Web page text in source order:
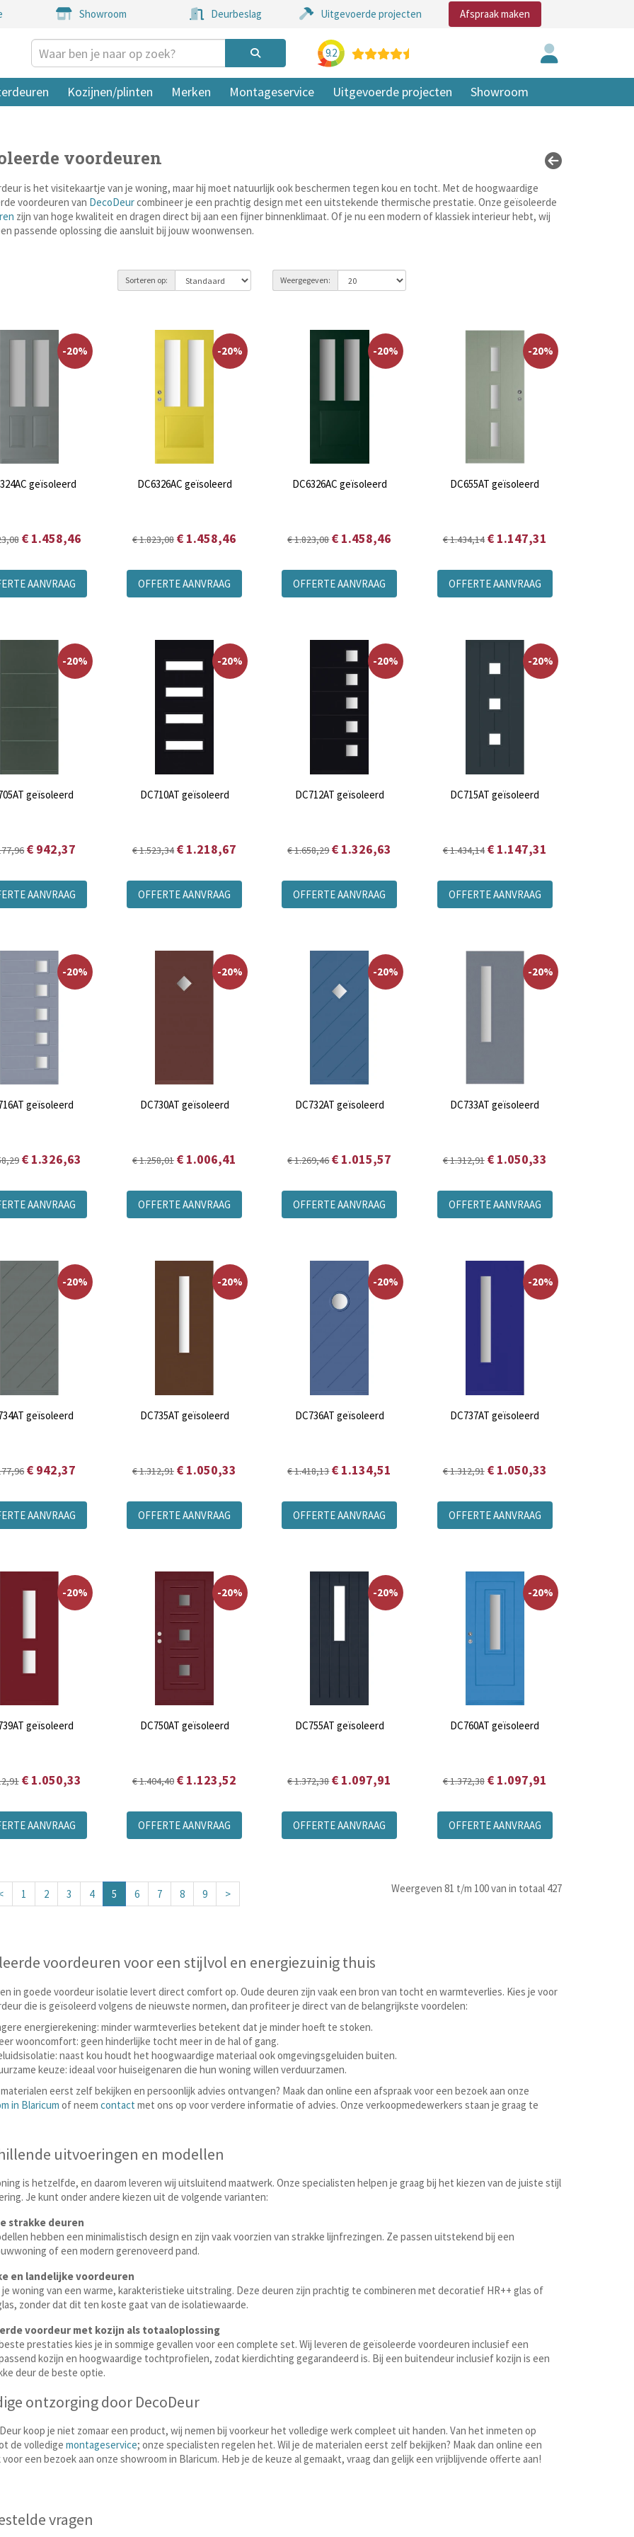
Showroom Deurbeslag Uitgevoerde projecten Afspraak maken
9.2
Kozijnen/plinten Merken Montageservice Uitgevoerde projecten Showroom
voordeuren
is het visitekaartje van je woning, maar hij moet natuurlijk ook beschermen tegen kou en tocht. Met de hoogwaardige
voordeuren van DecoDeurcombineer je een prachtig design met een uitstekende thermische prestatie. Onze geïsoleerde
zijn van hoge kwaliteit en dragen direct bij aan een fijner binnenklimaat. Of je nu een modern of klassiek interieur hebt, wij
passende oplossing die aansluit bij jouw woonwensen.
Sorteren op: Weergegeven:
-20%
geïsoleerd
€ 1.458,46
AANVRAAG
-20%
DC6326AC geïsoleerd
€ 1.823,08 € 1.458,46
OFFERTE AANVRAAG
-20%
DC6326AC geïsoleerd
€ 1.823,08€ 1.458,46
OFFERTE AANVRAAG
-20%
DC655AT geïsoleerd
€ 1.434,14 € 1.147,31
OFFERTE AANVRAAG
-20%
geïsoleerd
€ 942,37
AANVRAAG
-20%
DC710AT geïsoleerd
€ 1.523,34 € 1.218,67
OFFERTE AANVRAAG
-20%
DC712AT geïsoleerd
€ 1.658,29€ 1.326,63
OFFERTE AANVRAAG
-20%
DC715AT geïsoleerd
€ 1.434,14 € 1.147,31
OFFERTE AANVRAAG
-20%
geïsoleerd
€ 1.326,63
AANVRAAG
-20%
DC730AT geïsoleerd
€ 1.258,01 € 1.006,41
OFFERTE AANVRAAG
-20%
DC732AT geïsoleerd
€ 1.269,46€ 1.015,57
OFFERTE AANVRAAG
-20%
DC733AT geïsoleerd
€ 1.312,91 € 1.050,33
OFFERTE AANVRAAG
-20%
geïsoleerd
€ 942,37
AANVRAAG
-20%
DC735AT geïsoleerd
€ 1.312,91 € 1.050,33
OFFERTE AANVRAAG
-20%
DC736AT geïsoleerd
€ 1.418,13€ 1.134,51
OFFERTE AANVRAAG
-20%
DC737AT geïsoleerd
€ 1.312,91 € 1.050,33
OFFERTE AANVRAAG
-20%
geïsoleerd
€ 1.050,33
AANVRAAG
-20%
DC750AT geïsoleerd
€ 1.404,40 € 1.123,52
OFFERTE AANVRAAG
-20%
DC755AT geïsoleerd
€ 1.372,38€ 1.097,91
OFFERTE AANVRAAG
-20%
DC760AT geïsoleerd
€ 1.372,38 € 1.097,91
OFFERTE AANVRAAG
1 2 3 4 5 6 7 8 9
>
Weergeven 81 t/m 100 van in totaal 427
voordeuren voor een stijlvol en energiezuinig thuis
in goede voordeur isolatie levert direct comfort op. Oude deuren zijn vaak een bron van tocht en warmteverlies. Kies je voor
die is geïsoleerd volgens de nieuwste normen, dan profiteer je direct van de belangrijkste voordelen:
energierekening: minder warmteverlies betekent dat je minder hoeft te stoken.
wooncomfort: geen hinderlijke tocht meer in de hal of gang.
naast kou houdt het hoogwaardige materiaal ook omgevingsgeluiden buiten.
keuze: ideaal voor huiseigenaren die hun woning willen verduurzamen.
eerst zelf bekijken en persoonlijk advies ontvangen? Maak dan online een afspraak voor een bezoek aan onze
in Blaricum of neem contact met ons op voor verdere informatie of advies. Onze verkoopmedewerkers staan je graag te
uitvoeringen en modellen
is hetzelfde, en daarom leveren wij uitsluitend maatwerk. Onze specialisten helpen je graag bij het kiezen van de juiste stijl
Je kunt onder andere kiezen uit de volgende varianten:
strakke deuren
hebben een minimalistisch design en zijn vaak voorzien van strakke lijnfrezingen. Ze passen uitstekend bij een
of een modern gerenoveerd pand.
en landelijke voordeuren
woning van een warme, karakteristieke uitstraling. Deze deuren zijn prachtig te combineren met decoratief HR++ glas of
zonder dat dit ten koste gaat van de isolatiewaarde.
voordeur met kozijn als totaaloplossing
prestaties kies je in sommige gevallen voor een complete set. Wij leveren de geïsoleerde voordeuren inclusief een
kozijn en hoogwaardige tochtprofielen, zodat kierdichting gegarandeerd is. Bij een buitendeur inclusief kozijn is een
deur de beste optie.
ontzorging door DecoDeur
koop je niet zomaar een product, wij nemen bij voorkeur het volledige werk compleet uit handen. Van het inmeten op
de volledige montageservice; onze specialisten regelen het. Wil je de materialen eerst zelf bekijken? Maak dan online een
een bezoek aan onze showroom in Blaricum. Heb je de keuze al gemaakt, vraag dan gelijk een vrijblijvende offerte aan!
vragen